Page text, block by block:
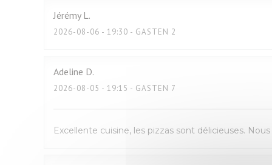
Jérémy L
2026-08-06 - 19:30 - GASTEN 2
Adeline D
2026-08-05 - 19:15 - GASTEN 7
Excellente cuisine, les pizzas sont délicieuses.